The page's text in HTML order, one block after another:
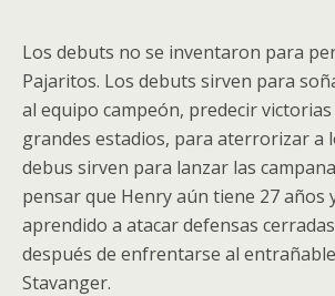
Los debuts no se inventaron para
Pajaritos. Los debuts sirven para
al equipo campeón, predecir victorias
grandes estadios, para aterrorizar a
debus sirven para lanzar las
pensar que Henry aún tiene 27 años
aprendido a atacar defensas
después de enfrentarse al
Stavanger.